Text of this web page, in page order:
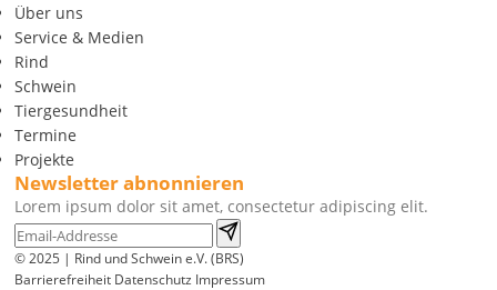
Über uns
Service & Medien
Rind
Schwein
Tiergesundheit
Termine
Projekte
Newsletter abnonnieren
Lorem ipsum dolor sit amet, consectetur adipiscing elit.
© 2025 | Rind und Schwein e.V. (BRS)
Barrierefreiheit Datenschutz Impressum